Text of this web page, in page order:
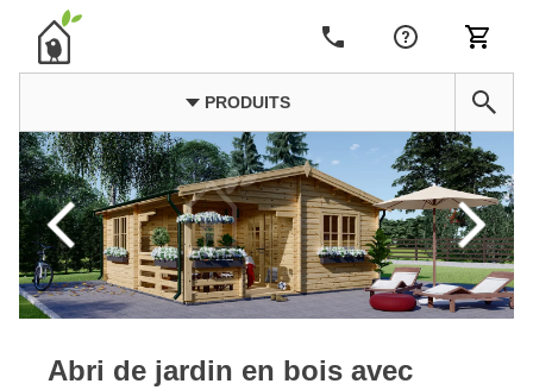
PRODUITS
Abri de jardin en bois avec